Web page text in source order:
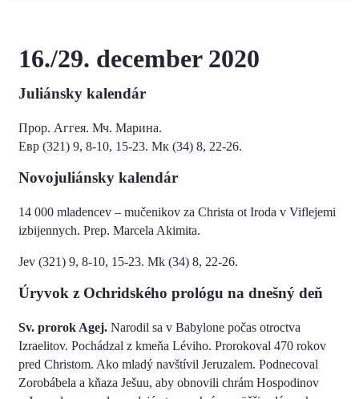
16./29. december 2020
Juliánsky kalendár
Прор. Аггея. Мч. Марина.
Евр (321) 9, 8-10, 15-23. Мк (34) 8, 22-26.
Novojuliánsky kalendár
14 000 mladencev – mučenikov za Christa ot Iroda v Viflejemi
izbijennych. Prep. Marcela Akimita.
Jev (321) 9, 8-10, 15-23. Mk (34) 8, 22-26.
Úryvok z Ochridského prológu na dnešný deň
Sv. prorok Agej. Narodil sa v Babylone počas otroctva
Izraelitov. Pochádzal z kmeňa Léviho. Prorokoval 470 rokov
pred Christom. Ako mladý navštívil Jeruzalem. Podnecoval
Zorobábela a kňaza Ješuu, aby obnovili chrám Hospodinov